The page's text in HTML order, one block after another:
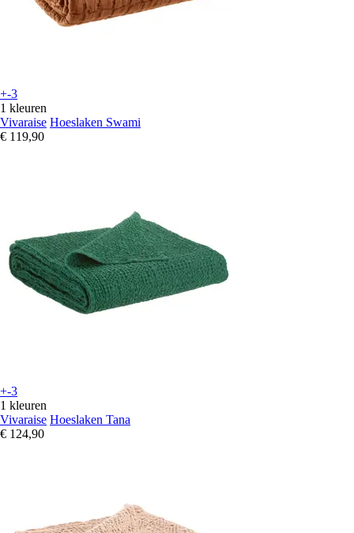
+-3
1 kleuren
Vivaraise Hoeslaken Swami
€ 119,90
+-3
1 kleuren
Vivaraise Hoeslaken Tana
€ 124,90